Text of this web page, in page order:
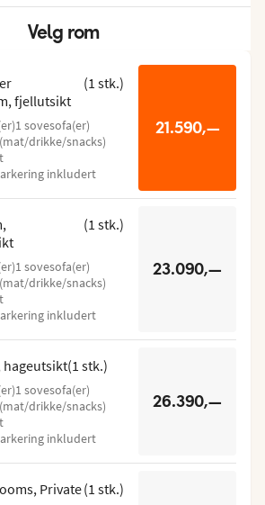
Velg rom
fjellutsikt
(1 stk.)
1 sovesofa(er)
drikke/snacks)
inkludert
21.590,—
(1 stk.)
1 sovesofa(er)
drikke/snacks)
inkludert
23.090,—
hageutsikt(1 stk.)
1 sovesofa(er)
drikke/snacks)
inkludert
26.390,—
Private(1 stk.)